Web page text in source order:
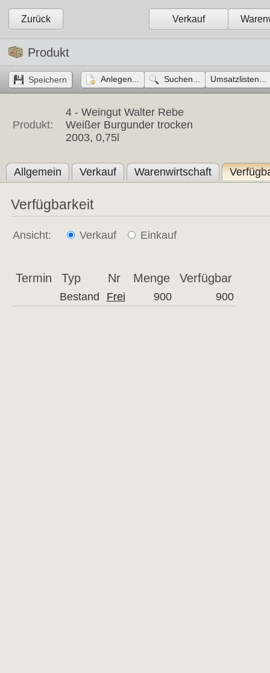
Zurück Verkauf
Produkt
Anlegen... Suchen... Umsatzlisten...
Produkt:
4 - Weingut Walter Rebe
Weißer Burgunder trocken
2003, 0,75l
Allgemein Verkauf Warenwirtschaft
Verfügbarkeit
Ansicht: Verkauf Einkauf
Termin Typ Nr Menge Verfügbar
Bestand Frei 900 900